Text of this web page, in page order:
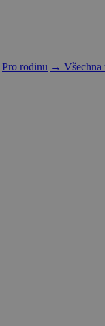
Pro rodinu → Všechna